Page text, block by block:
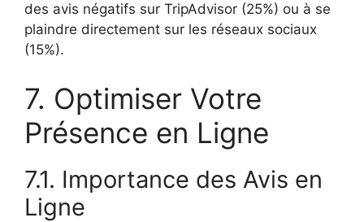
des avis négatifs sur TripAdvisor (25%) ou à se
plaindre directement sur les réseaux sociaux
(15%).
7. Optimiser Votre
Présence en Ligne
7.1. Importance des Avis en
Ligne